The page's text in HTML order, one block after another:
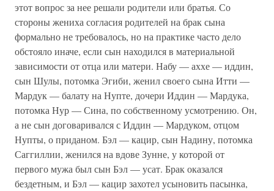
этот вопрос за нее решали родители или братья. Со
стороны жениха согласия родителей на брак сына
формально не требовалось, но на практике часто дело
обстояло иначе, если сын находился в материальной
зависимости от отца или матери. Набу — аххе — иддин,
сын Шулы, потомка Эгиби, женил своего сына Итти —
Мардук — балату на Нупте, дочери Иддин — Мардука,
потомка Нур — Сина, по собственному усмотрению. Он,
а не сын договаривался с Иддин — Мардуком, отцом
Нупты, о приданом. Бэл — кацир, сын Надину, потомка
Саггиллии, женился на вдове Зунне, у которой от
первого мужа был сын Бэл — усат. Брак оказался
бездетным, и Бэл — кацир захотел усыновить пасынка,